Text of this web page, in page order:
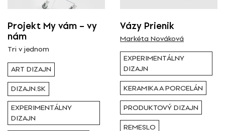
Projekt My vám – vy
nám
Tri v jednom
ART DIZAJN
DIZAJN.SK
EXPERIMENTÁLNY
DIZAJN
Vázy Prienik
Markéta Nováková
EXPERIMENTÁLNY
DIZAJN
KERAMIKA A PORCELÁN
PRODUKTOVÝ DIZAJN
REMESLO